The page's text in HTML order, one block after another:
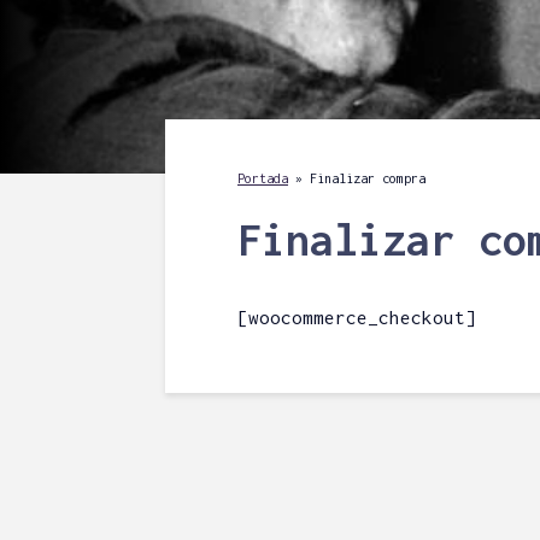
Portada » Finalizar compra
Finalizar
[woocommerce_checkout]